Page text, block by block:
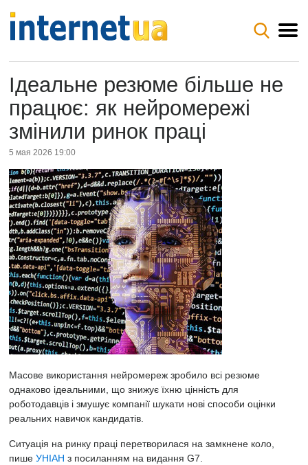
Ідеальне резюме більше не
працює: як нейромережі
змінили ринок праці
5 мая 2026 19:00
Масове використання нейромереж зробило всі резюме
однаково ідеальними, що знижує їхню цінність для
роботодавців і змушує компанії шукати нові способи оцінки
реальних навичок кандидатів.
Ситуація на ринку праці перетворилася на замкнене коло,
пише УНІАН з посиланням на видання G7.